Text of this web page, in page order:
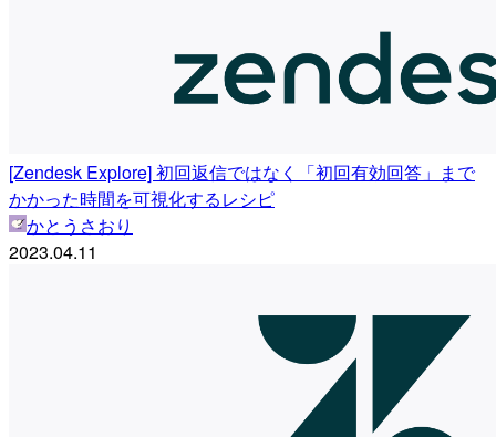
[Zendesk Explore] 初回返信ではなく「初回有効回答」まで
かかった時間を可視化するレシピ
かとうさおり
2023.04.11